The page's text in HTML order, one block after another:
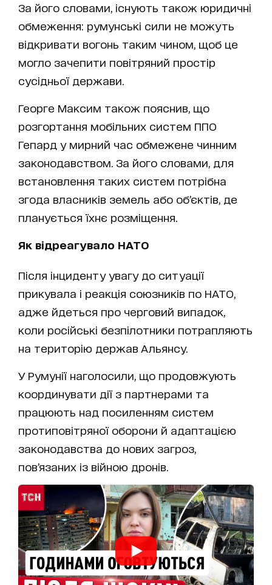
За його словами, існують також юридичні
обмеження: румунські сили не можуть
відкривати вогонь таким чином, щоб це
могло зачепити повітряний простір
сусідньої держави.
Георге Максим також пояснив, що
розгортання мобільних систем ППО
Гепард у мирний час обмежене чинним
законодавством. За його словами, для
встановлення таких систем потрібна
згода власників земель або об’єктів, де
планується їхнє розміщення.
Як відреагувало НАТО
Після інциденту увагу до ситуації
прикувала і реакція союзників по НАТО,
адже йдеться про черговий випадок,
коли російські безпілотники потрапляють
на територію держав Альянсу.
У Румунії наголосили, що продовжують
координувати дії з партнерами та
працюють над посиленням систем
протиповітряної оборони й адаптацією
законодавства до нових загроз,
пов’язаних із війною дронів.